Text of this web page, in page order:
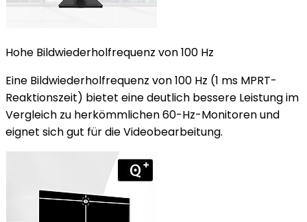
Hohe Bildwiederholfrequenz von 100 Hz
Eine Bildwiederholfrequenz von 100 Hz (1 ms MPRT-
Reaktionszeit) bietet eine deutlich bessere Leistung im
Vergleich zu herkömmlichen 60-Hz-Monitoren und
eignet sich gut für die Videobearbeitung.